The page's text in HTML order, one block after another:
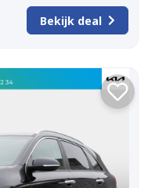
Bekijk deal